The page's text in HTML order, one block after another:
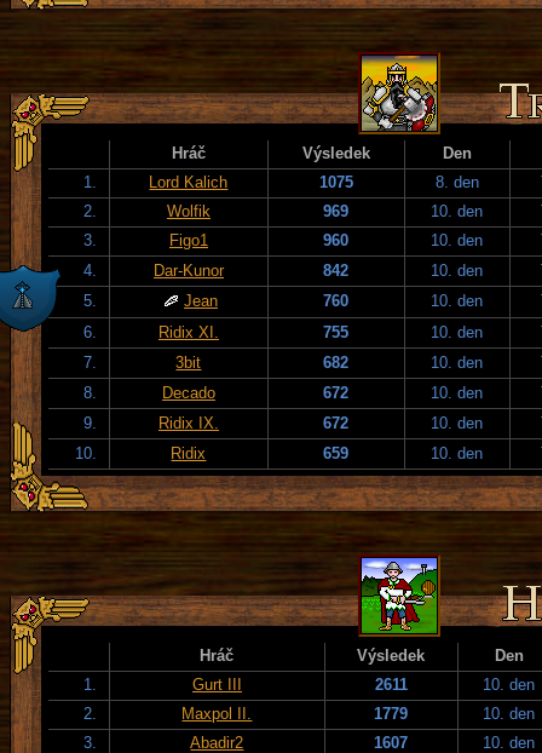
Hráč Výsledek
Den
1.
Lord Kalich 1075 8. den
2.
Wolfik 969 10. den
3.
Figo1 960 10. den
4.
Dar-Kunor 842 10. den
5.
Jean 760 10. den
6.
Ridix XI. 755 10. den
7.
3bit 682 10. den
8.
Decado 672 10. den
9.
Ridix IX. 672 10. den
10.
Ridix 659 10. den
Hráč Výsledek
Den
1.
Gurt III 2611
10. den
2.
Maxpol II. 1779
10. den
3.
Abadir2 1607
10. den